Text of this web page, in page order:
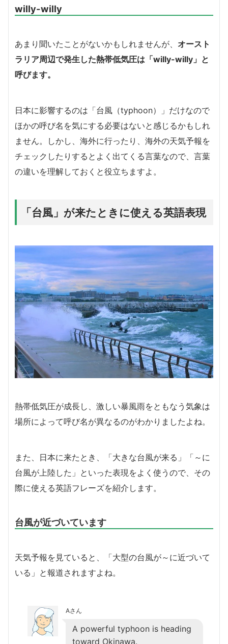
willy-willy
あまり聞いたことがないかもしれませんが、 オースト
ラリア周辺で発生した熱帯低気圧は「willy-willy」と
呼びます。
日本に影響するのは「台風（typhoon）」だけなので
ほかの呼び名を気にする必要はないと感じるかもしれ
ません。しかし、海外に行ったり、海外の天気予報を
チェックしたりするとよく出てくる言葉なので、言葉
の違いを理解しておくと役立ちますよ。
「台風」が来たときに使える英語表現
熱帯低気圧が成長し、激しい暴風雨をともなう気象は
場所によって呼び名が異なるのがわかりましたよね。
また、日本に来たとき、「大きな台風が来る」「～に
台風が上陸した」といった表現をよく使うので、その
際に使える英語フレーズを紹介します。
台風が近づいています
天気予報を見ていると、「大型の台風が～に近づいて
いる」と報道されますよね。
Aさん
A powerful typhoon is heading
toward Okinawa.